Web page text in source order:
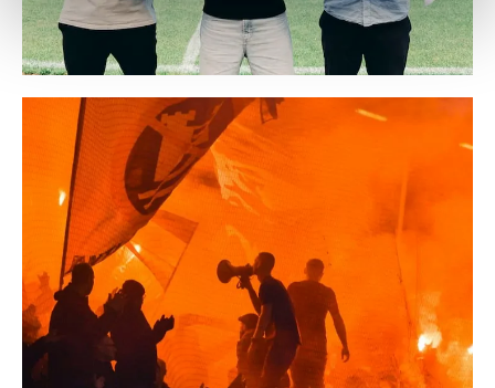
Weitere Details, insbesondere zu Speicherdauer und
Empfänger entnehmen Sie unserer
Datenschutzerklärung.